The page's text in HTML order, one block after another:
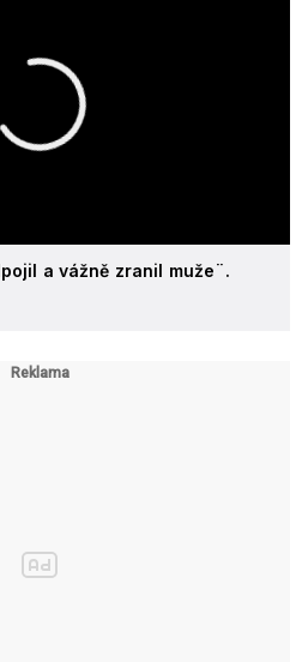
a vážně zranil muže¨.